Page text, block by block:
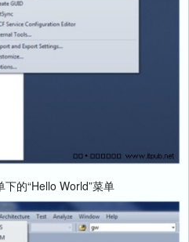
的“Hello World”菜单